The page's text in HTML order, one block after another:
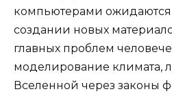
компьютерами
создании новых
главных проблем
моделирование климата,
Вселенной через законы